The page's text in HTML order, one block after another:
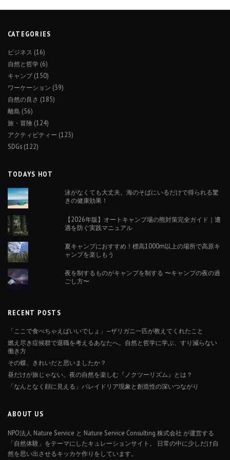
CATEGORIES
ビジネス (16)
自然と哲学 (6)
キャンプ(150)
ワーケーション (39)
自然の良さ (185)
離島 (56)
旅・冒険 (124)
アクティビティー (123)
SDGs (122)
TODAYS HOT
泳がなくても大丈夫。海のそばにいるだけで得られる驚
きの健康効果！
【2026年版】オートキャンプ場の熊対策完全ガイド｜遭
遇を防ぐ実践マニュアル
夏キャンプにおすすめ！標高1000m以上の場所で高原キ
ャンプを楽しもう
夜を制するものがキャンプを制する 〜キャンプの夜の過
ごし方〜
RECENT POSTS
「ここで食べちゃえばいいでしょ」—ザリガニ一匹が教えてくれたこと
燃え尽き症候群で退職を考えるあなたへ。自然と哲学に学ぶ、すり減らない
働き方
その蝶、きれいだと思いましたか？
昼だけが旅じゃない。夜の自然を楽しむ『ノクツーリズム』とは？
「なんとなく顔に見える」パレイドリア現象と創造性の深いつながり
ABOUT US
NPO法人 Nature Service と Nature Service Consulting 株式会社 が運営する
「自然体験」をテーマにしたキュレーションサイト。 日常の中に少しだけ自
然を思い出させるキッカケ作りをしています。